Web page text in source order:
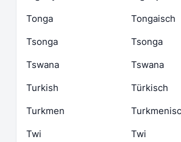
Tonga
Tongaisch
Tsonga
Tsonga
Tswana
Tswana
Turkish
Türkisch
Turkmen
Twi
Twi